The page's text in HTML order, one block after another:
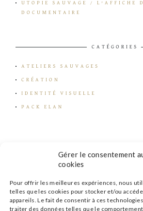
Gérer le consentement
cookies
Pour offrir les meilleures expériences, nous
telles que les cookies pour stocker et/ou
appareils. Le fait de consentir à ces
traiter des données telles que le
UTOPIE SAUVAGE / L’AFFICHE
DOCUMENTAIRE
CATÉGORIES
ATELIERS SAUVAGES
CRÉATION
IDENTITÉ VISUELLE
PACK ELAN